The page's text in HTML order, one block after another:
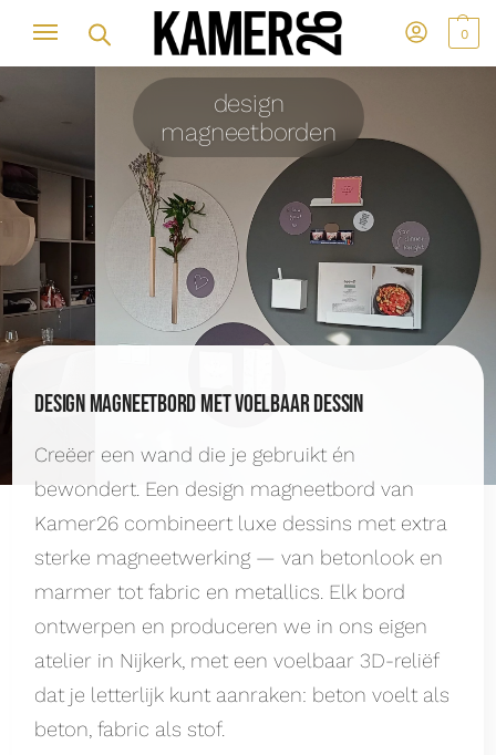
0
design
magneetborden
Design magneetbord met voelbaar dessin
Creëer een wand die je gebruikt én
bewondert. Een design magneetbord van
Kamer26 combineert luxe dessins met extra
sterke magneetwerking — van betonlook en
marmer tot fabric en metallics. Elk bord
ontwerpen en produceren we in ons eigen
atelier in Nijkerk, met een voelbaar 3D-reliëf
dat je letterlijk kunt aanraken: beton voelt als
beton, fabric als stof.